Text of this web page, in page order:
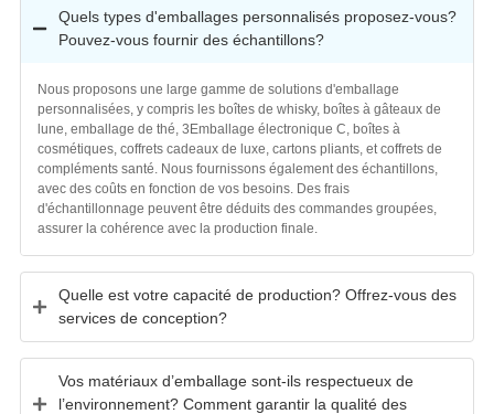
Quels types d'emballages personnalisés proposez-vous?
Pouvez-vous fournir des échantillons?
Nous proposons une large gamme de solutions d'emballage
personnalisées, y compris les boîtes de whisky, boîtes à gâteaux de
lune, emballage de thé, 3Emballage électronique C, boîtes à
cosmétiques, coffrets cadeaux de luxe, cartons pliants, et coffrets de
compléments santé. Nous fournissons également des échantillons,
avec des coûts en fonction de vos besoins. Des frais
d'échantillonnage peuvent être déduits des commandes groupées,
assurer la cohérence avec la production finale.
Quelle est votre capacité de production? Offrez-vous des
services de conception?
Vos matériaux d’emballage sont-ils respectueux de
l’environnement? Comment garantir la qualité des